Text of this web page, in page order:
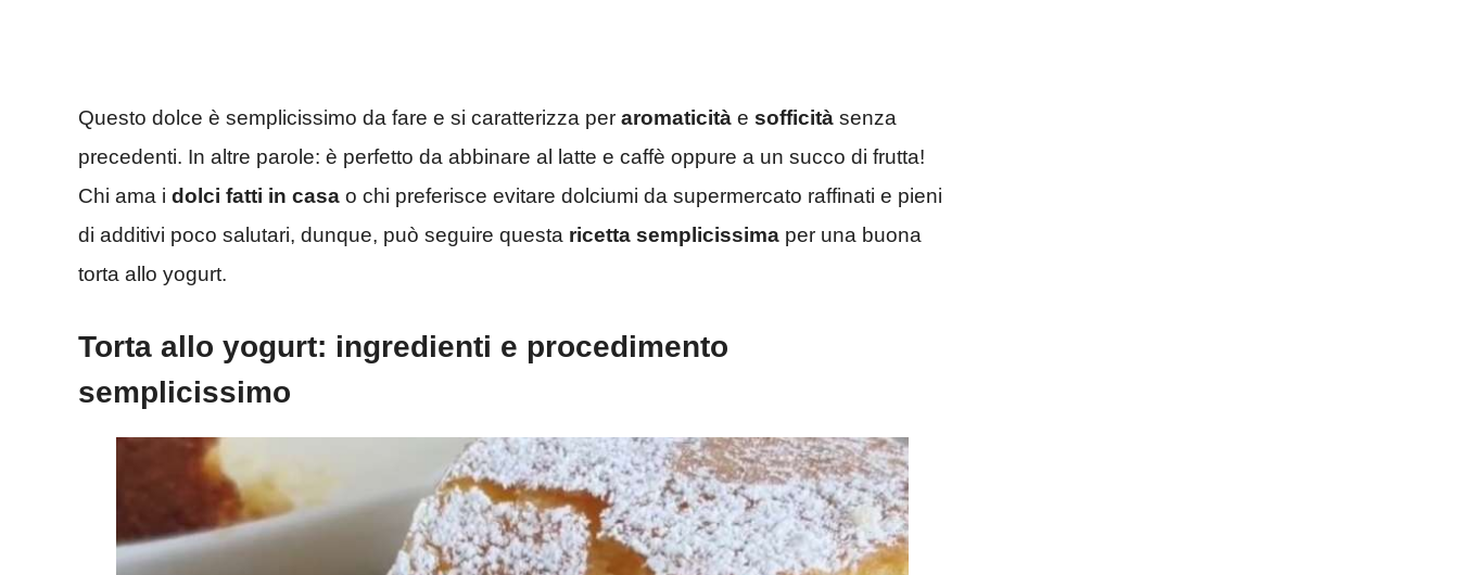
Questo dolce è semplicissimo da fare e si caratterizza per aromaticità e sofficità senza
precedenti. In altre parole: è perfetto da abbinare al latte e caffè oppure a un succo di frutta!
Chi ama i dolci fatti in casa o chi preferisce evitare dolciumi da supermercato raffinati e pieni
di additivi poco salutari, dunque, può seguire questa ricetta semplicissima per una buona
torta allo yogurt.
Torta allo yogurt: ingredienti e procedimento
semplicissimo